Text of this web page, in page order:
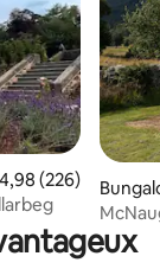
: 4,93 sur 5
moyenne
4,98 (226)